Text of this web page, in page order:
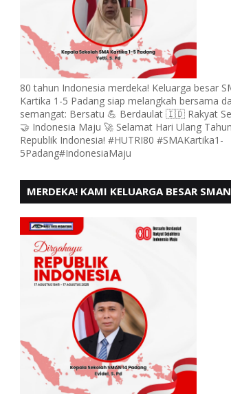
80 tahun Indonesia merdeka! Keluarga besar
Kartika 1-5 Padang siap melangkah bersama
semangat: Bersatu 💪 Berdaulat 🇮🇩 Rakyat
🤝 Indonesia Maju 🚀 Selamat Hari Ulang
Republik Indonesia! #HUTRI80 #SMAKartika1-
5Padang#IndonesiaMaju
MERDEKA! KAMI KELUARGA BESAR